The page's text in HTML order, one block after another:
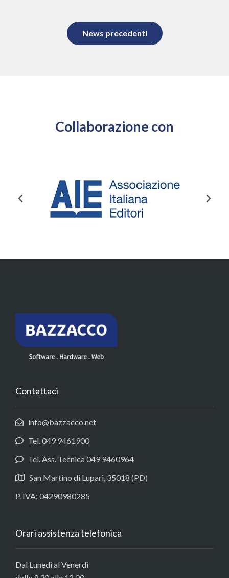
News precedenti
Collaborazione con
Contattaci
info@bazzacco.net
Tel. 049 9461900
Tel. Ass. Tecnica 049 9460964
San Martino di Lupari, 35018 (PD)
P. IVA: 04290980285
Orari assistenza telefonica
Dal Lunedì al Venerdì